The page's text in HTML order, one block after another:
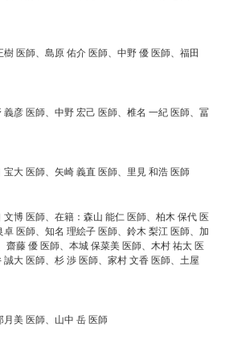
医師、島原 佑介 医師、中野 優 医師、福田
彦 医師、中野 宏己 医師、椎名 一紀 医師、冨
大 医師、矢崎 義直 医師、里見 和浩 医師
博 医師、在籍：森山 能仁 医師、柏木 保代 医
医師、知名 理絵子 医師、鈴木 梨江 医師、加
齋藤 優 医師、本城 保菜美 医師、木村 祐太 医
大 医師、杉 渉 医師、家村 文香 医師、土屋
美 医師、山中 岳 医師